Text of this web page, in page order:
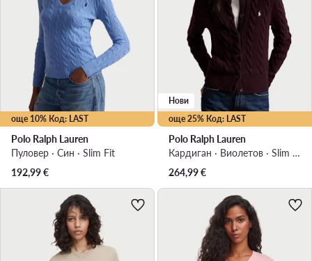
още 10% Код: LAST
Polo Ralph Lauren
Пуловер · Син · Slim Fit
192,99€
още 25% Код: LAST
Нови
Polo Ralph Lauren
Кардиган · Виолетов · Slim Fit
264,99€